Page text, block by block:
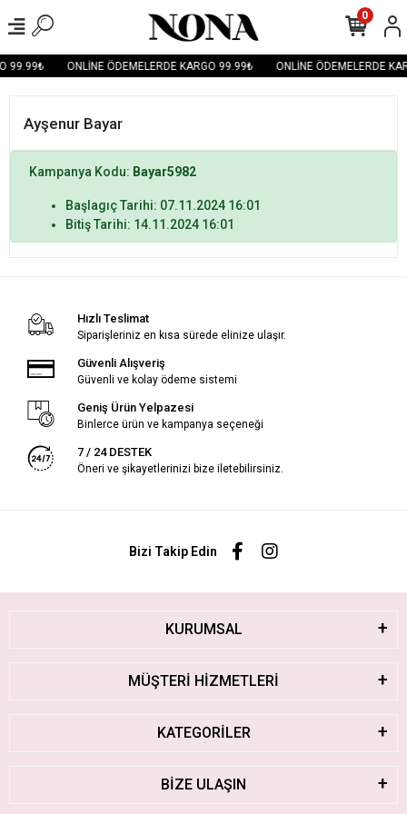
99.99₺ ONLİNE ÖDEMELERDE KARGO 99.99₺ ONLİNE ÖDEMELERDE
0
Ayşenur Bayar
Kampanya Kodu: Bayar5982
Başlagıç Tarihi: 07.11.2024 16:01
Bitiş Tarihi: 14.11.2024 16:01
Hızlı Teslimat
Siparişleriniz en kısa sürede elinize ulaşır.
Güvenli Alışveriş
Güvenli ve kolay ödeme sistemi
Geniş Ürün Yelpazesi
Binlerce ürün ve kampanya seçeneği
7 / 24 DESTEK
Öneri ve şikayetlerinizi bize iletebilirsiniz.
Bizi Takip Edin
KURUMSAL
MÜŞTERİ HİZMETLERİ
KATEGORİLER
BİZE ULAŞIN